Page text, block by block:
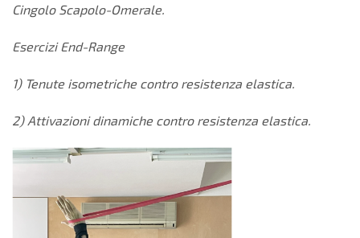
Cingolo Scapolo-Omerale.
Esercizi End-Range
1) Tenute isometriche contro resistenza elastica.
2) Attivazioni dinamiche contro resistenza elastica.